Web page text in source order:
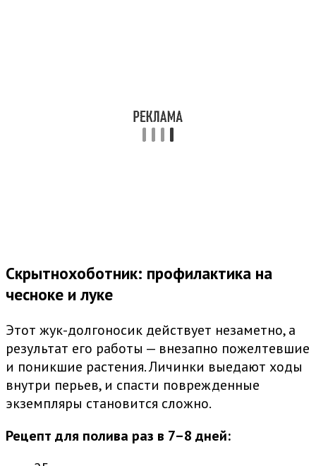
Скрытнохоботник: профилактика на
чесноке и луке
Этот жук-долгоносик действует незаметно, а
результат его работы — внезапно пожелтевшие
и поникшие растения. Личинки выедают ходы
внутри перьев, и спасти поврежденные
экземпляры становится сложно.
Рецепт для полива раз в 7–8 дней: